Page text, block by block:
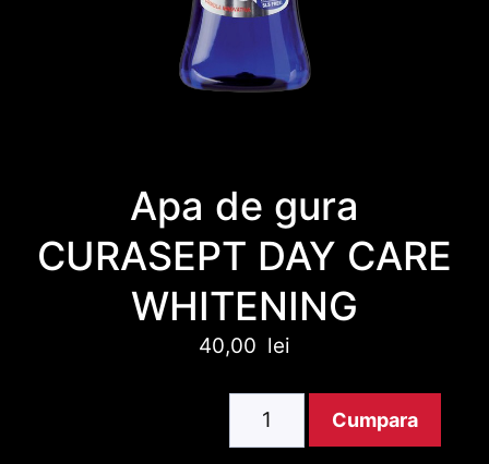
Apa de gura
CURASEPT DAY CARE
WHITENING
40,00 lei
Apa
Cumpara